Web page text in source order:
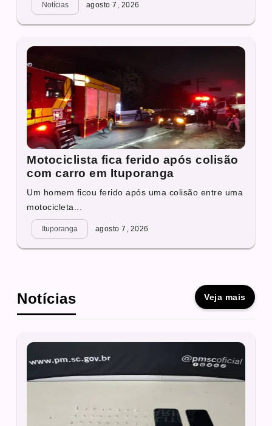
Notícias agosto 7, 2026
Motociclista fica ferido após colisão
com carro em Ituporanga
Um homem ficou ferido após uma colisão entre uma
motocicleta...
Ituporanga agosto 7, 2026
Notícias Veja mais